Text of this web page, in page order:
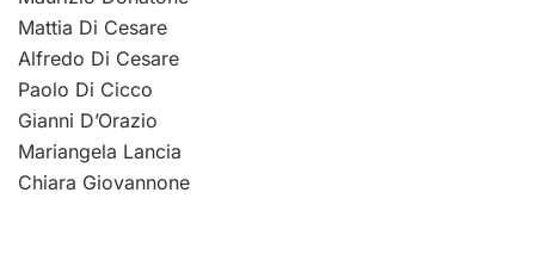
Mattia Di Cesare
Alfredo Di Cesare
Paolo Di Cicco
Gianni D’Orazio
Mariangela Lancia
Chiara Giovannone